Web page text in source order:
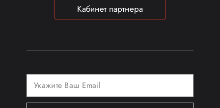
Кабинет партнера